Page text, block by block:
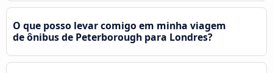
O que posso levar comigo em minha viagem
de ônibus de Peterborough para Londres?